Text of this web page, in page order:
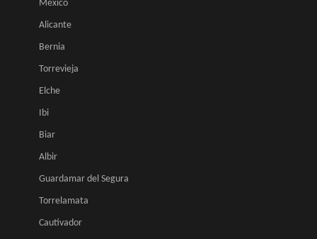
México
Alicante
Bernia
Torrevieja
Elche
Ibi
Biar
Albir
Guardamar del Segura
Torrelamata
Cautivador